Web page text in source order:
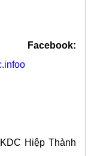
Facebook:
Hiệp Thành